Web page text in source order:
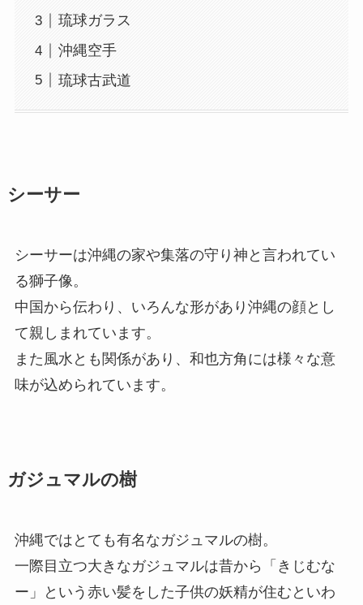
琉球ガラス
沖縄空手
琉球古武道
シーサー
シーサーは沖縄の家や集落の守り神と言われてい
る獅子像。
中国から伝わり、いろんな形があり沖縄の顔とし
て親しまれています。
また風水とも関係があり、和也方角には様々な意
味が込められています。
ガジュマルの樹
沖縄ではとても有名なガジュマルの樹。
一際目立つ大きなガジュマルは昔から「きじむな
ー」という赤い髪をした子供の妖精が住むといわ